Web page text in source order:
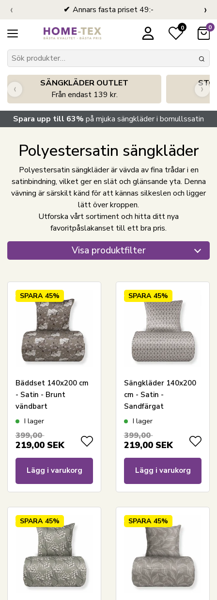
Annars fasta priset 49:-
‹ ›
0 0
SÄNGKLÄDER OUTLET
Från endast 139 kr.
‹ ›
Spara upp till 63% på mjuka sängkläder i bomullssatin
Polyestersatin sängkläder
Polyestersatin sängkläder är vävda av fina trådar i en
satinbindning, vilket ger en slät och glänsande yta. Denna
vävning är särskilt känd för att kännas silkeslen och ligger
lätt över kroppen.
Utforska vårt sortiment och hitta ditt nya
favoritpåslakanset till ett bra pris.
Visa produktfilter
SPARA 45%
Bäddset 140x200 cm
- Satin - Brunt
vändbart
blommönster
I lager
399,00
219,00 SEK
Lägg i varukorg
SPARA 45%
Sängkläder 140x200
cm - Satin -
Sandfärgat
mönsterdesign
I lager
399,00
219,00 SEK
Lägg i varukorg
SPARA 45% SPARA 45%